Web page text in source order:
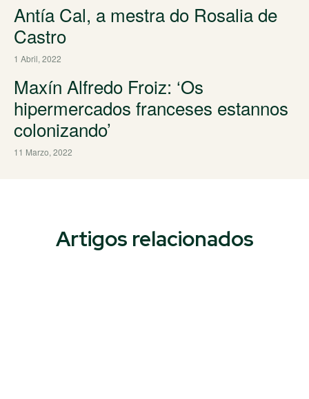
Antía Cal, a mestra do Rosalia de
Castro
1 Abril, 2022
Maxín Alfredo Froiz: ‘Os
hipermercados franceses estannos
colonizando’
11 Marzo, 2022
Artigos relacionados